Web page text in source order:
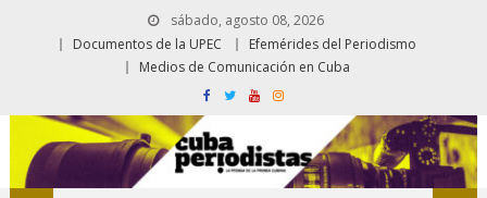
sábado, agosto 08, 2026
Documentos de la UPEC
Efemérides del Periodismo
Medios de Comunicación en Cuba